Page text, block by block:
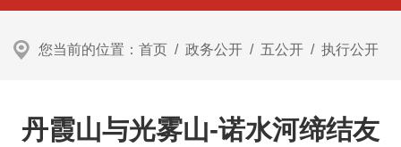
您当前的位置： 首页 / 政务公开 / 五公开 / 执行公开
丹霞山与光雾山-诺水河缔结友